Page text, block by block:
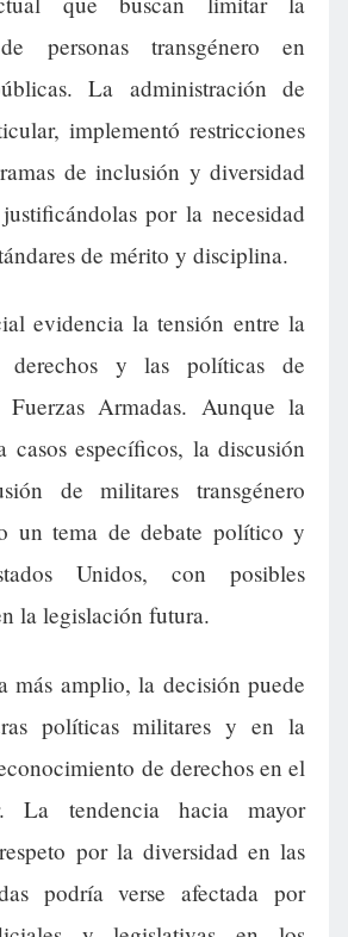
personas transgénero en
La administración de
implementó restricciones
de inclusión y diversidad
por la necesidad
de mérito y disciplina.
evidencia la tensión entre la
derechos y las políticas de
Armadas. Aunque la
casos específicos, la discusión
de militares transgénero
un tema de debate político y
Unidos, con posibles
la legislación futura.
más amplio, la decisión puede
políticas militares y en la
de derechos en el
La tendencia hacia mayor
por la diversidad en las
podría verse afectada por